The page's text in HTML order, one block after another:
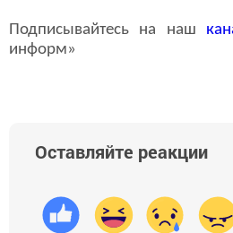
Подписывайтесь на наш
информ»
Оставляйте реакции